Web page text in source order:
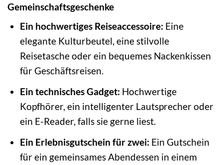
Gemeinschaftsgeschenke
Ein hochwertiges Reiseaccessoire: Eine
elegante Kulturbeutel, eine stilvolle
Reisetasche oder ein bequemes Nackenkissen
für Geschäftsreisen.
Ein technisches Gadget: Hochwertige
Kopfhörer, ein intelligenter Lautsprecher oder
ein E-Reader, falls sie gerne liest.
Ein Erlebnisgutschein für zwei: Ein Gutschein
für ein gemeinsames Abendessen in einem